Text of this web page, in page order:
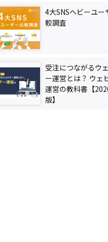
4大SNSヘビーユー
較調査
受注につながるウ
ー運営とは？ ウェ
運営の教科書【
版】